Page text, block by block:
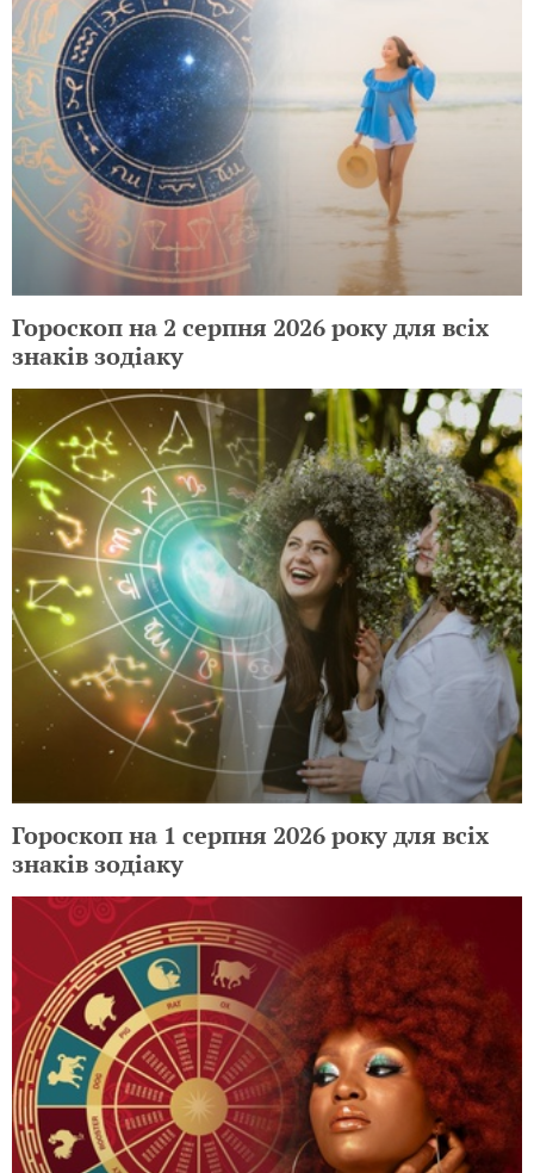
Гороскоп на 2 серпня 2026 року для всіх
знаків зодіаку
Гороскоп на 1 серпня 2026 року для всіх
знаків зодіаку